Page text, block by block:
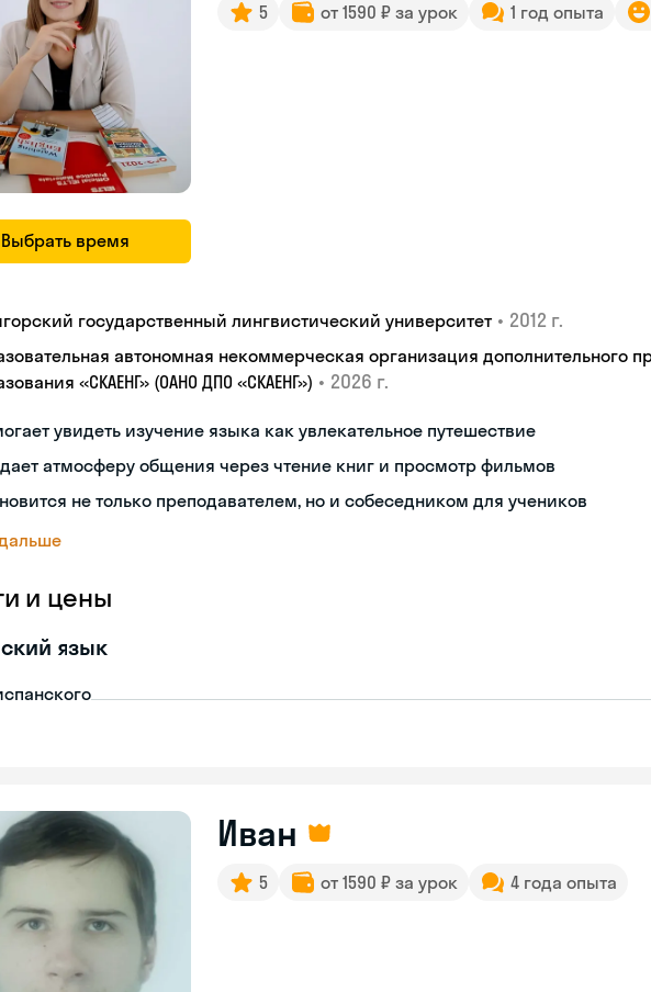
Выбрать время
5 от 1590 ₽ за урок 1 год опыта
государственный лингвистический университет • 2012 г.
автономная некоммерческая организация дополнительного
«СКАЕНГ» (ОАНО ДПО «СКАЕНГ») • 2026 г.
увидеть изучение языка как увлекательное путешествие
атмосферу общения через чтение книг и просмотр фильмов
не только преподавателем, но и собеседником для учеников
и цены
язык
Иван
5 от 1590 ₽ за урок 4 года опыта